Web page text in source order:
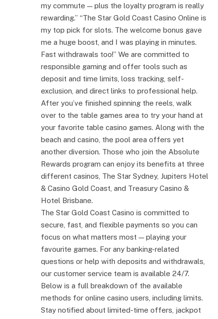
my commute — plus the loyalty program is really
rewarding.” “The Star Gold Coast Casino Online is
my top pick for slots. The welcome bonus gave
me a huge boost, and I was playing in minutes.
Fast withdrawals too!” We are committed to
responsible gaming and offer tools such as
deposit and time limits, loss tracking, self-
exclusion, and direct links to professional help.
After you’ve finished spinning the reels, walk
over to the table games area to try your hand at
your favorite table casino games. Along with the
beach and casino, the pool area offers yet
another diversion. Those who join the Absolute
Rewards program can enjoy its benefits at three
different casinos, The Star Sydney, Jupiters Hotel
& Casino Gold Coast, and Treasury Casino &
Hotel Brisbane.
The Star Gold Coast Casino is committed to
secure, fast, and flexible payments so you can
focus on what matters most — playing your
favourite games. For any banking-related
questions or help with deposits and withdrawals,
our customer service team is available 24/7.
Below is a full breakdown of the available
methods for online casino users, including limits.
Stay notified about limited-time offers, jackpot